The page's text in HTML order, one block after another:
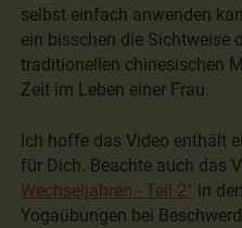
selbst einfach anwenden
ein bisschen die Sichtweise
traditionellen chinesischen
Zeit im Leben einer Frau.
Ich hoffe das Video enthält
für Dich. Beachte auch das
Wechseljahren - Teil 2" in
Yogaübungen bei